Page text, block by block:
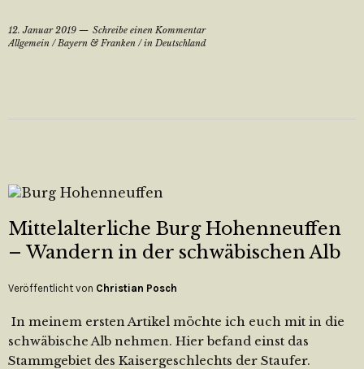
12. Januar 2019
Schreibe einen Kommentar
Allgemein /Bayern & Franken /in Deutschland
Mittelalterliche Burg Hohenneuffen
– Wandern in der schwäbischen Alb
Veröffentlicht von Christian Posch
In meinem ersten Artikel möchte ich euch mit in die
schwäbische Alb nehmen. Hier befand einst das
Stammgebiet des Kaisergeschlechts der Staufer.